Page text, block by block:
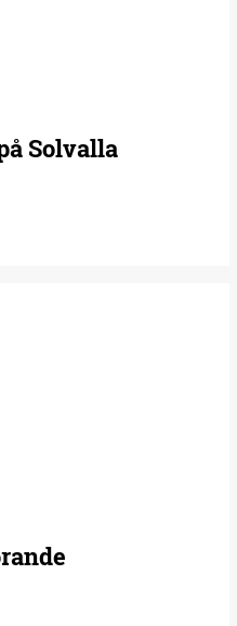
Solvalla